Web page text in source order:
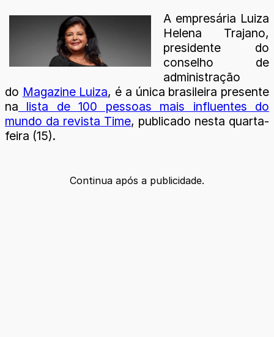
A empresária Luiza
Helena Trajano,
presidente do
conselho de
administração
do Magazine Luiza, é a única brasileira presente
na lista de 100 pessoas mais influentes do
mundo da revista Time, publicado nesta quarta-
feira (15).
Continua após a publicidade.